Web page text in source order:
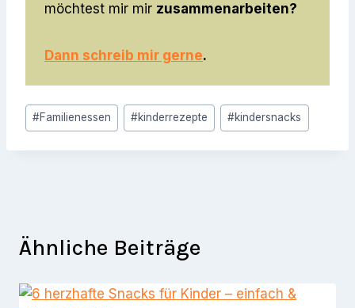
möchtest mir mir zusammenarbeiten?
Dann schreib mir gerne.
Schlagworte:
#Familienessen #kinderrezepte #kindersnacks
Ähnliche Beiträge